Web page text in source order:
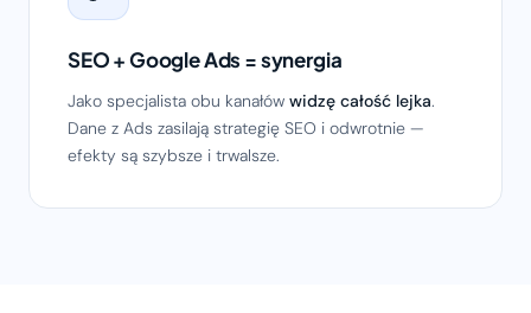
SEO + Google Ads = synergia
Jako specjalista obu kanałów widzę całość lejka.
Dane z Ads zasilają strategię SEO i odwrotnie —
efekty są szybsze i trwalsze.